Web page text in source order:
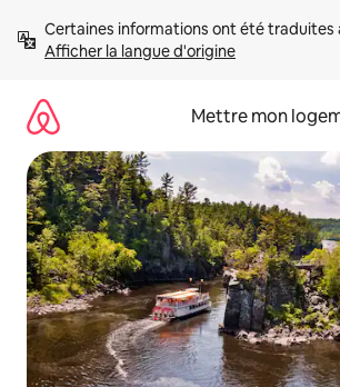
directement
Afficher la langue d'origine
Mettre mon